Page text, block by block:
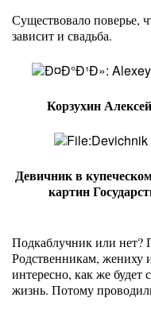
Существовало поверье,
зависит и свадьба.
Корзухин
Девичник в
картин
Подкаблучник или нет?
Родственникам, жениху
интересно, как же будет
жизнь. Потому